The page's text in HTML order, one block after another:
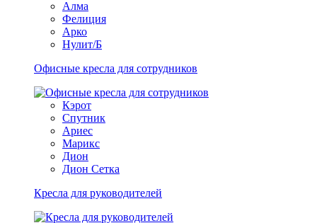
Алма
Фелиция
Арко
Нулит/Б
Офисные кресла для сотрудников
Кэрот
Спутник
Ариес
Марикс
Дион
Дион Сетка
Кресла для руководителей